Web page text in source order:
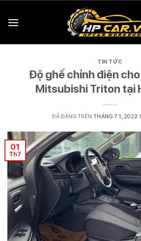
đến
dung
TIN TỨC
Độ ghế chỉnh điện
Mitsubishi Triton tại
ĐÃ ĐĂNG TRÊN THÁNG 7 1, 2022
01
Th7